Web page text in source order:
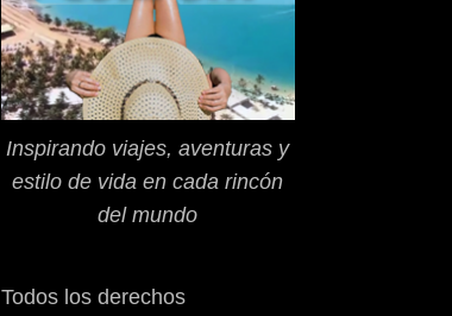
Inspirando viajes, aventuras y
estilo de vida en cada rincón
del mundo
Todos los derechos